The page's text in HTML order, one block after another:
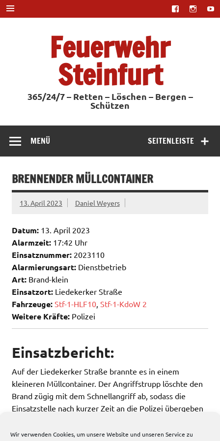
Wir verwenden Cookies, um unsere Website und unseren Service zu
Zum
Inhalt
springen
Feuerwehr
Steinfurt
365/24/7 – Retten – Löschen – Bergen –
Schützen
SEITENLEISTE
MENÜ
BRENNENDER MÜLLCONTAINER
13. April 2023 Daniel Weyers
Datum: 13. April 2023
Alarmzeit: 17:42 Uhr
Einsatznummer: 2023110
Alarmierungsart: Dienstbetrieb
Art: Brand-klein
Einsatzort: Liedekerker Straße
Fahrzeuge: Stf-1-HLF10 Stf-1-KdoW 2
Weitere Kräfte: Polizei
Einsatzbericht:
Auf der Liedekerker Straße brannte es in einem
kleineren Müllcontainer. Der Angriffstrupp löschte den
Brand zügig mit dem Schnellangriff ab, sodass die
Einsatzstelle nach kurzer Zeit an die Polizei übergeben